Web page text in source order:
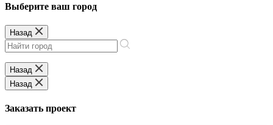
Выберите ваш город
Назад
Назад
Назад
Заказать проект